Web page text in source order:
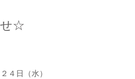
せ☆
４日（水）